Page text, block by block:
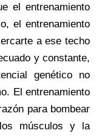
el entrenamiento
el entrenamiento
a ese techo
y constante,
genético no
El entrenamiento
para bombear
músculos y la